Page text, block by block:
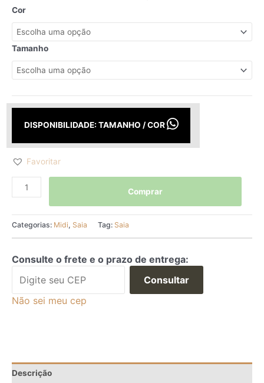
Cor
Tamanho
DISPONIBILIDADE: TAMANHO / COR
Favoritar
Comprar
Categorias: Midi, Saia Tag: Saia
Consulte o frete e o prazo de entrega:
Consultar
Não sei meu cep
Descrição